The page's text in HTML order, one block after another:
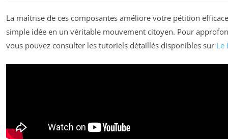
La maîtrise de ces composantes améliore votre pétition
simple idée en un véritable mouvement citoyen. Pour
vous pouvez consulter les tutoriels détaillés disponibles sur Le